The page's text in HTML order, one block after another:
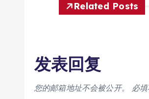
Related Posts
发表回复
您的邮箱地址不会被公开。 必